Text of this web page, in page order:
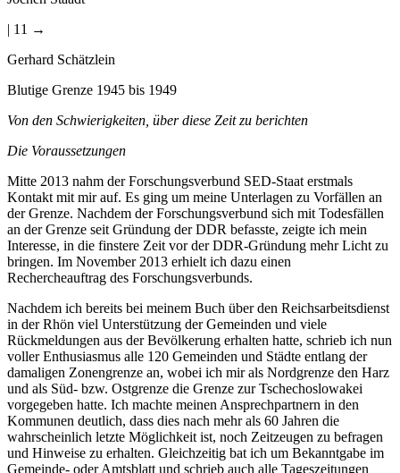
| 11 →
Gerhard Schätzlein
Blutige Grenze 1945 bis 1949
Von den Schwierigkeiten, über diese Zeit zu berichten
Die Voraussetzungen
Mitte 2013 nahm der Forschungsverbund SED-Staat erstmals
Kontakt mit mir auf. Es ging um meine Unterlagen zu Vorfällen an
der Grenze. Nachdem der Forschungsverbund sich mit Todesfällen
an der Grenze seit Gründung der DDR befasste, zeigte ich mein
Interesse, in die finstere Zeit vor der DDR-Gründung mehr Licht zu
bringen. Im November 2013 erhielt ich dazu einen
Rechercheauftrag des Forschungsverbunds.
Nachdem ich bereits bei meinem Buch über den Reichsarbeitsdienst
in der Rhön viel Unterstützung der Gemeinden und viele
Rückmeldungen aus der Bevölkerung erhalten hatte, schrieb ich nun
voller Enthusiasmus alle 120 Gemeinden und Städte entlang der
damaligen Zonengrenze an, wobei ich mir als Nordgrenze den Harz
und als Süd- bzw. Ostgrenze die Grenze zur Tschechoslowakei
vorgegeben hatte. Ich machte meinen Ansprechpartnern in den
Kommunen deutlich, dass dies nach mehr als 60 Jahren die
wahrscheinlich letzte Möglichkeit ist, noch Zeitzeugen zu befragen
und Hinweise zu erhalten. Gleichzeitig bat ich um Bekanntgabe im
Gemeinde- oder Amtsblatt und schrieb auch alle Tageszeitungen